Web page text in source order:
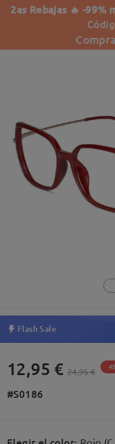
2as Rebajas 🔥 -99%
Flash Sale
12,95 € 24,95 €
#S0186